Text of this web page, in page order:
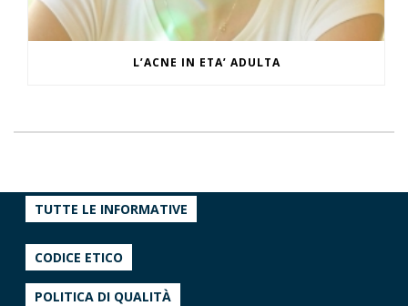
L’ACNE IN ETA’ ADULTA
TUTTE LE INFORMATIVE
CODICE ETICO
POLITICA DI QUALITÀ